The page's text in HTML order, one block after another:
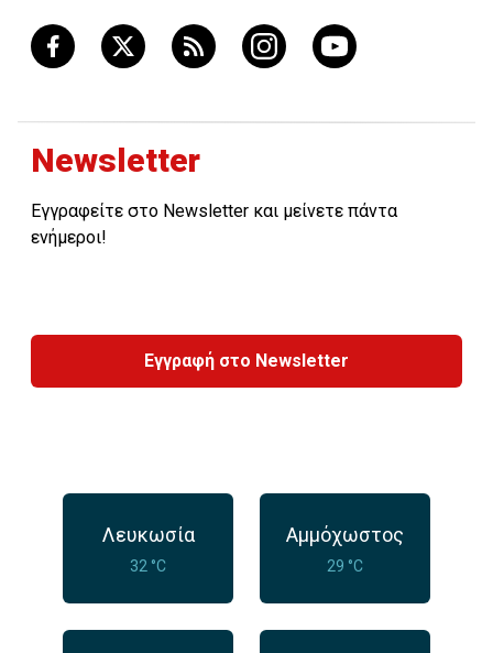
Newsletter
Εγγραφείτε στο Newsletter και μείνετε πάντα
ενήμεροι!
Εγγραφή στο Newsletter
Λευκωσία
32 °C
Αμμόχωστος
29 °C